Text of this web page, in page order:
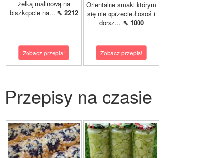
żelką malinową na
biszkopcie na... ⇖ 2212
Zobacz przepis!
Orientalne smaki którym
się nie oprzecie.Łosoś i
dorsz... ⇖ 1000
Zobacz przepis!
Przepisy na czasie